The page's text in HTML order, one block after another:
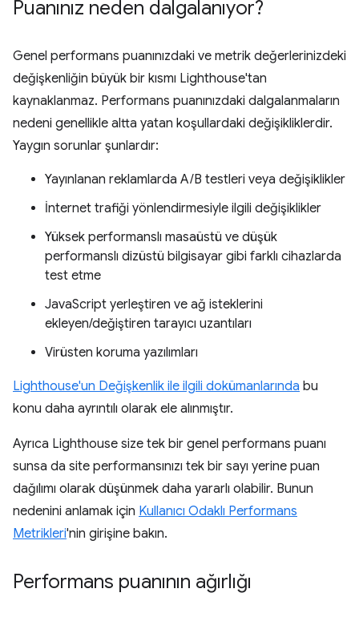
Puanınız neden dalgalanıyor?
Genel performans puanınızdaki ve metrik değerlerinizdeki
değişkenliğin büyük bir kısmı Lighthouse'tan
kaynaklanmaz. Performans puanınızdaki dalgalanmaların
nedeni genellikle altta yatan koşullardaki değişikliklerdir.
Yaygın sorunlar şunlardır:
Yayınlanan reklamlarda A/B testleri veya değişiklikler
İnternet trafiği yönlendirmesiyle ilgili değişiklikler
Yüksek performanslı masaüstü ve düşük
performanslı dizüstü bilgisayar gibi farklı cihazlarda
test etme
JavaScript yerleştiren ve ağ isteklerini
ekleyen/değiştiren tarayıcı uzantıları
Virüsten koruma yazılımları
Lighthouse'un Değişkenlik ile ilgili dokümanlarında bu
konu daha ayrıntılı olarak ele alınmıştır.
Ayrıca Lighthouse size tek bir genel performans puanı
sunsa da site performansınızı tek bir sayı yerine puan
dağılımı olarak düşünmek daha yararlı olabilir. Bunun
nedenini anlamak için Kullanıcı Odaklı Performans
Metrikleri'nin girişine bakın.
Performans puanının ağırlığı